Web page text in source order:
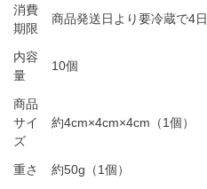
消費
期限
商品発送日より要冷蔵で4日
内容
量
10個
商品
サイ
ズ
約4cm×4cm×4cm（1個）
重さ 約50g（1個）